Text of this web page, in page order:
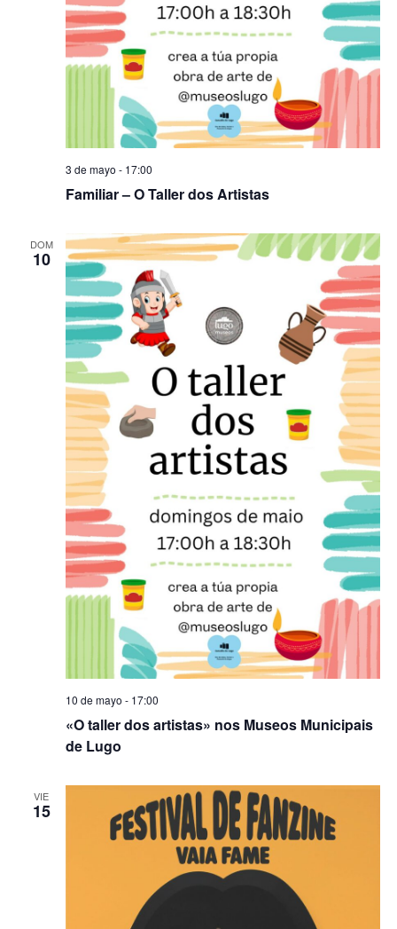
Familiar – O Taller dos Artistas
3 de mayo - 17:00
DOM
10
«O taller dos artistas» nos Museos Municipais
de Lugo
10 de mayo - 17:00
VIE
15